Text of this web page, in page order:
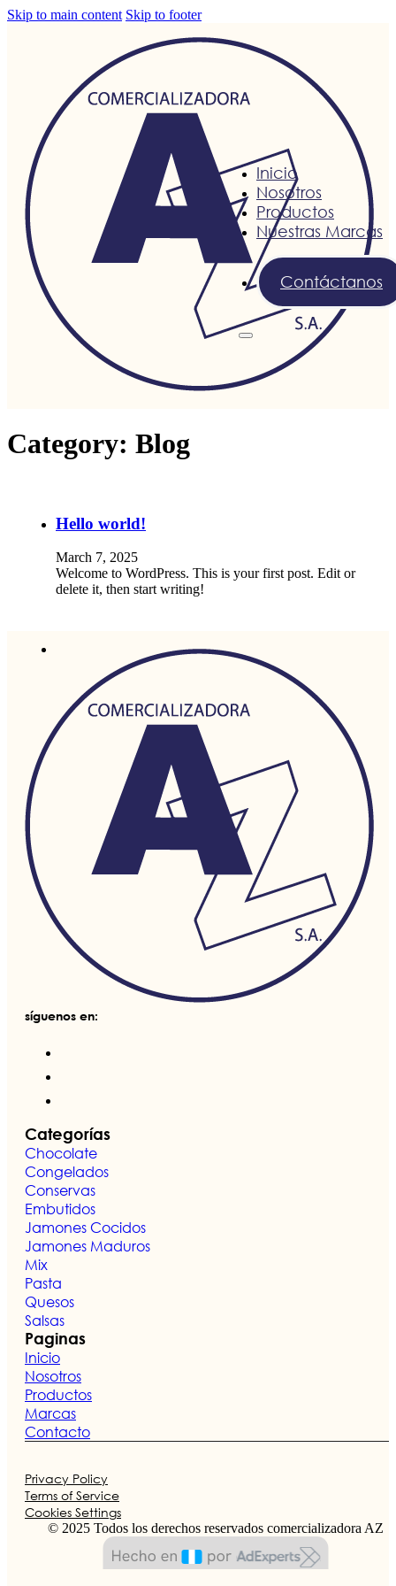
Skip to main content Skip to footer
Inicio
Nosotros
Productos
Nuestras Marcas
Contáctanos
Category: Blog
Hello world!
March 7, 2025
Welcome to WordPress. This is your first post. Edit or
delete it, then start writing!
síguenos en:
Categorías
Chocolate
Congelados
Conservas
Embutidos
Jamones Cocidos
Jamones Maduros
Mix
Pasta
Quesos
Salsas
Paginas
Inicio
Nosotros
Productos
Marcas
Contacto
Privacy Policy
Terms of Service
Cookies Settings
© 2025 Todos los derechos reservados comercializadora AZ